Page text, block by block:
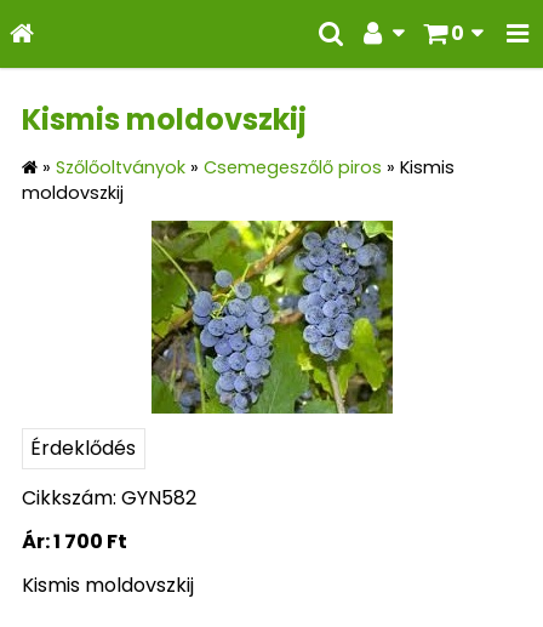
0
Kismis moldovszkij
» Szőlőoltványok » Csemegeszőlő piros » Kismis
moldovszkij
Érdeklődés
Cikkszám: GYN582
Ár:1 700 Ft
Kismis moldovszkij